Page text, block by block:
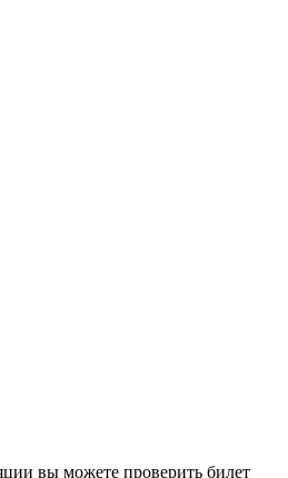
вы можете проверить билет